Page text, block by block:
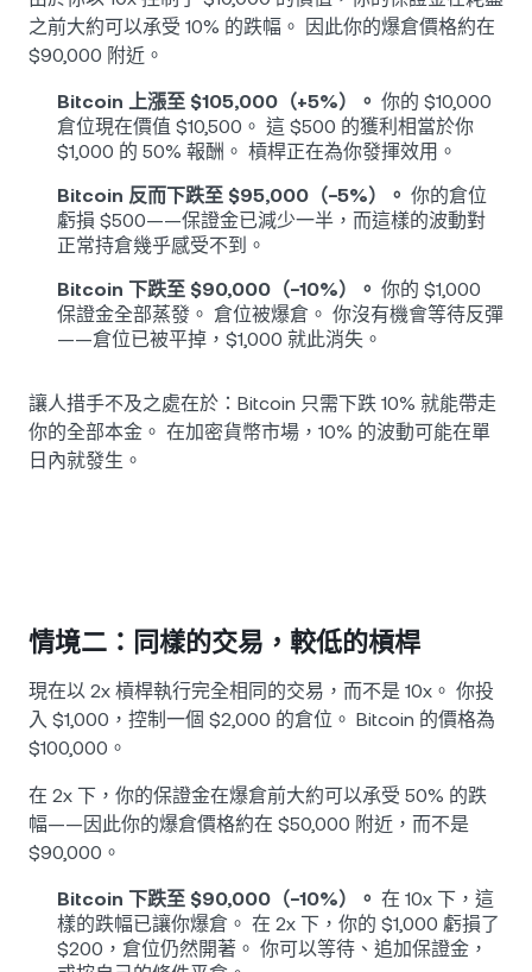
之前大約可以承受 10% 的跌幅。 因此你的爆倉價格約在
$90,000 附近。
Bitcoin 上漲至 $105,000（+5%）。 你的 $10,000
倉位現在價值 $10,500。 這 $500 的獲利相當於你
$1,000 的 50% 報酬。 槓桿正在為你發揮效用。
Bitcoin 反而下跌至 $95,000（−5%）。 你的倉位
虧損 $500——保證金已減少一半，而這樣的波動對
正常持倉幾乎感受不到。
Bitcoin 下跌至 $90,000（−10%）。 你的 $1,000
保證金全部蒸發。 倉位被爆倉。 你沒有機會等待反彈
——倉位已被平掉，$1,000 就此消失。
讓人措手不及之處在於：Bitcoin 只需下跌 10% 就能帶走
你的全部本金。 在加密貨幣市場，10% 的波動可能在單
日內就發生。
情境二：同樣的交易，較低的槓桿
現在以 2x 槓桿執行完全相同的交易，而不是 10x。 你投
入 $1,000，控制一個 $2,000 的倉位。 Bitcoin 的價格為
$100,000。
在 2x 下，你的保證金在爆倉前大約可以承受 50% 的跌
幅——因此你的爆倉價格約在 $50,000 附近，而不是
$90,000。
Bitcoin 下跌至 $90,000（−10%）。 在 10x 下，這
樣的跌幅已讓你爆倉。 在 2x 下，你的 $1,000 虧損了
$200，倉位仍然開著。 你可以等待、追加保證金，